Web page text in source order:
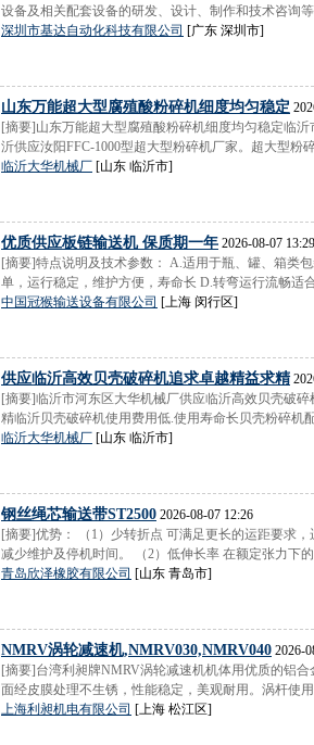
设备及相关配套设备的研发、设计、制作和技术咨询
深圳市基达自动化科技有限公司 [广东 深圳市]
山东万能超大型腐殖酸粉碎机细度均匀稳定
[摘要]山东万能超大型腐殖酸粉碎机细度均匀稳定临
沂供应汝阳FFC-1000型超大型粉碎机厂家。超大型粉
临沂大华机械厂 [山东 临沂市]
优质供应板链输送机 保质期一年 2026-08-07 13:29
[摘要]特点说明及技术参数： A.适用于瓶、罐、箱类
单，运行稳定，维护方便，寿命长 D.转弯运行流畅适
中国冠猴输送设备有限公司 [上海 闵行区]
供应临沂高效贝壳破碎机追求卓越精益求精
[摘要]临沂市河东区大华机械厂供应临沂高效贝壳破
精临沂贝壳破碎机使用费用低.使用寿命长贝壳粉碎机
临沂大华机械厂 [山东 临沂市]
钢丝绳芯输送带ST2500 2026-08-07 12:26
[摘要]优势： （1）少转折点 可满足更长的运距要求
减少维护及停机时间。 （2）低伸长率 在额定张力下
青岛欣泽橡胶有限公司 [山东 青岛市]
NMRV涡轮减速机,NMRV030,NMRV040 2026-
[摘要]台湾利昶牌NMRV涡轮减速机机体用优质的铝
面经皮膜处理不生锈，性能稳定，美观耐用。涡杆使
上海利昶机电有限公司 [上海 松江区]